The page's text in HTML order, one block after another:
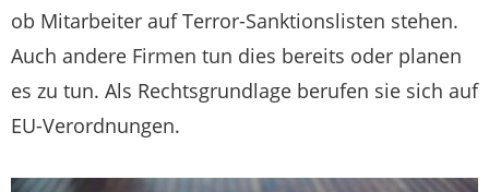
ob Mitarbeiter auf Terror-Sanktionslisten stehen.
Auch andere Firmen tun dies bereits oder planen
es zu tun. Als Rechtsgrundlage berufen sie sich auf
EU-Verordnungen.